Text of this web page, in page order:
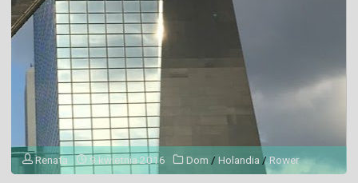
Renata 9 kwietnia 2016 Dom / Holandia /Rower